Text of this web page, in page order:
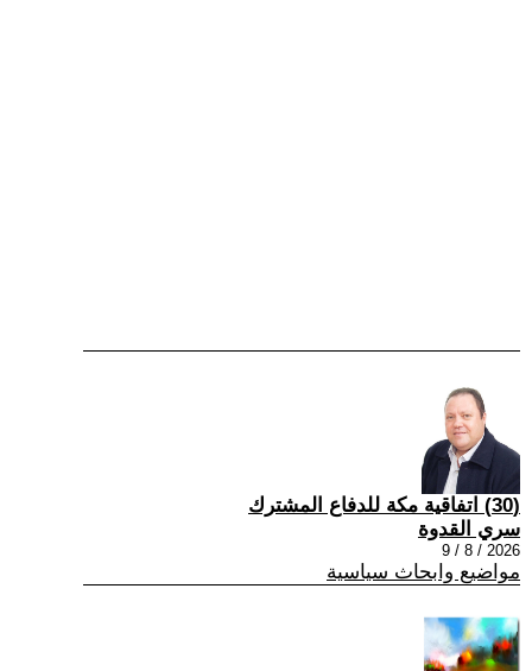
(30) اتفاقية مكة للدفاع المشترك
سري القدوة
2026 / 8 / 9
مواضيع وابحاث سياسية